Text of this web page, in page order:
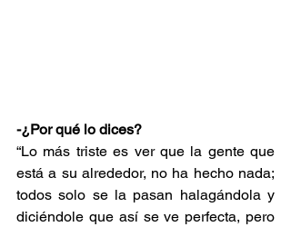
-¿Por qué lo dices?
“Lo más triste es ver que la gente que
está a su alrededor, no ha hecho nada;
todos solo se la pasan halagándola y
diciéndole que así se ve perfecta, pero